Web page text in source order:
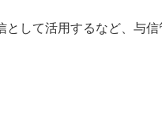
して活用するなど、与